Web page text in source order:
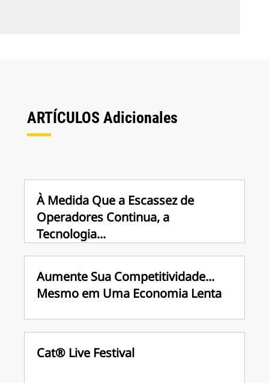
ARTÍCULOS Adicionales
À Medida Que a Escassez de
Operadores Continua, a
Tecnologia...
Aumente Sua Competitividade...
Mesmo em Uma Economia Lenta
Cat® Live Festival